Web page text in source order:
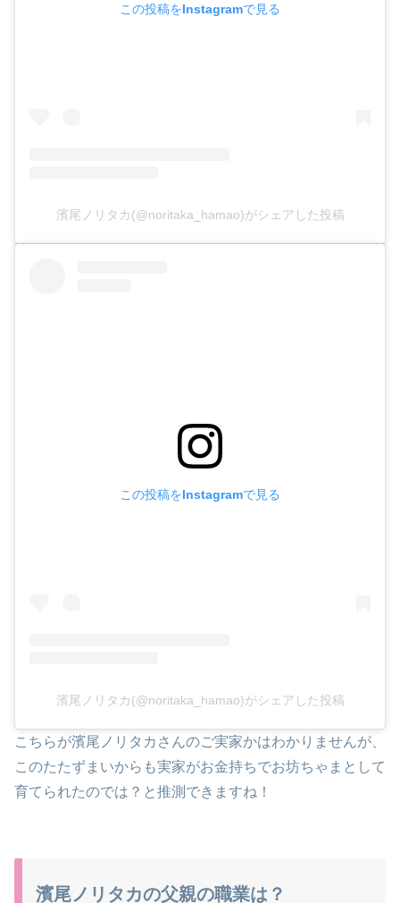
この投稿をInstagramで見る
濱尾ノリタカ(@noritaka_hamao)がシェアした投稿
この投稿をInstagramで見る
濱尾ノリタカ(@noritaka_hamao)がシェアした投稿
こちらが濱尾ノリタカさんのご実家かはわかりませんが、
このたたずまいからも実家がお金持ちでお坊ちゃまとして
育てられたのでは？と推測できますね！
濱尾ノリタカの父親の職業は？